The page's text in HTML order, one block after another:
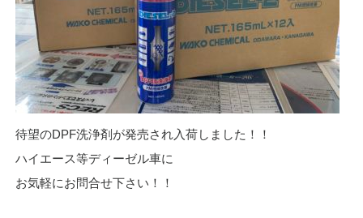
待望のDPF洗浄剤が発売され入荷しました！！
ハイエース等ディーゼル車に
お気軽にお問合せ下さい！！